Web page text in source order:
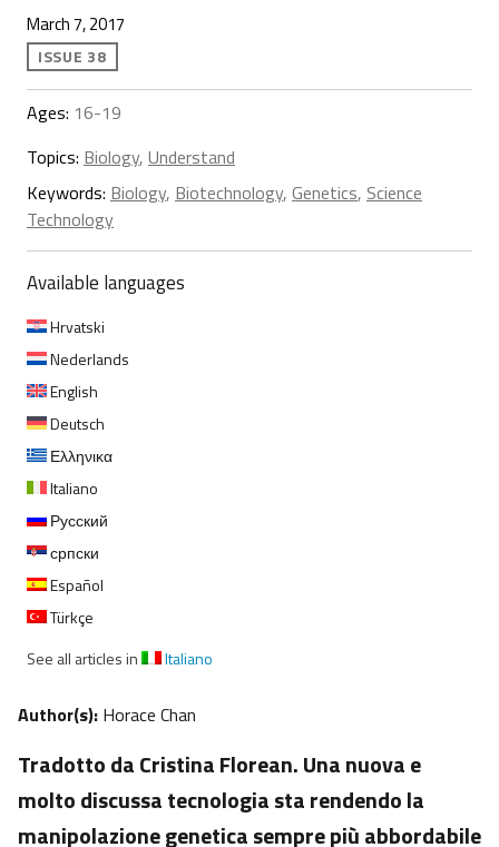
March 7, 2017
ISSUE 38
Ages: 16-19
Topics: Biology, Understand
Keywords: Biology, Biotechnology, Genetics, Science
Technology
Available languages
Hrvatski
Nederlands
English
Deutsch
Ελληνικα
Italiano
Русский
српски
Español
Türkçe
See all articles in
Italiano
Author(s): Horace Chan
Tradotto da Cristina Florean. Una nuova e
molto discussa tecnologia sta rendendo la
manipolazione genetica sempre più abbordabile